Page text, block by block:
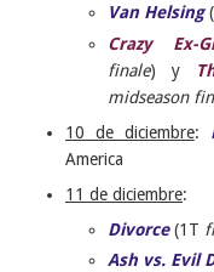
Van Helsing
Crazy Ex-
finale) y
midseason
10 de diciembre:
America
11 de diciembre:
Divorce(1T
Ash vs. Evil